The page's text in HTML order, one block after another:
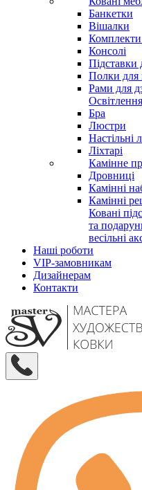
Банкетки
Вішалки
Консолі
Підставки
Полки для
Рами для
Освітлення
Бра
Люстри
Настільні
Ліхтарі
Камінне
Дровниці
Камінні
Камінні
Ковані
та
весільні
Наші роботи
VIP-замовникам
Дизайнерам
Контакти